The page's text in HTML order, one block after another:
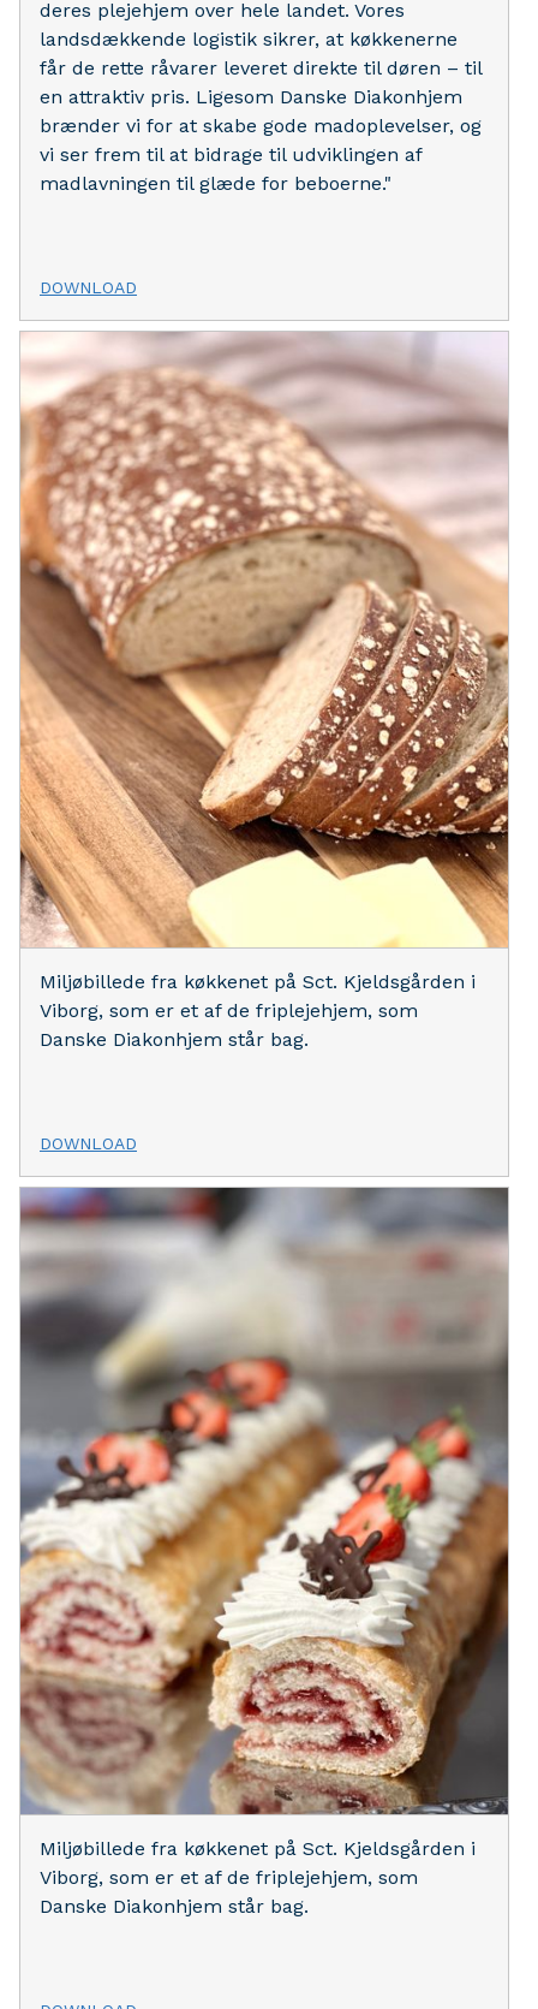
deres plejehjem over hele landet. Vores
landsdækkende logistik sikrer, at køkkenerne
får de rette råvarer leveret direkte til døren – til
en attraktiv pris. Ligesom Danske Diakonhjem
brænder vi for at skabe gode madoplevelser, og
vi ser frem til at bidrage til udviklingen af
madlavningen til glæde for beboerne."
DOWNLOAD
Miljøbillede fra køkkenet på Sct. Kjeldsgården i
Viborg, som er et af de friplejehjem, som
Danske Diakonhjem står bag.
DOWNLOAD
Miljøbillede fra køkkenet på Sct. Kjeldsgården i
Viborg, som er et af de friplejehjem, som
Danske Diakonhjem står bag.